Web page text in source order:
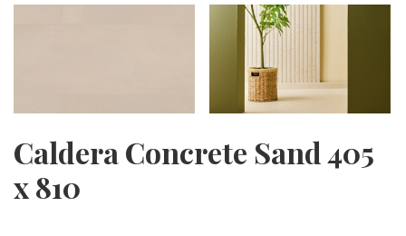
Caldera Concrete Sand 405
x 810